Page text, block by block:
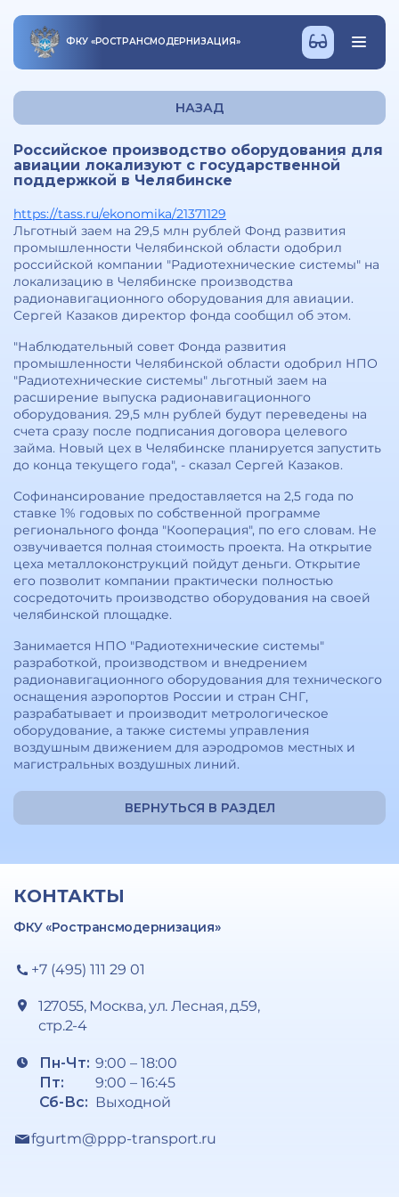
ФКУ «РОСТРАНСМОДЕРНИЗАЦИЯ»
НАЗАД
Российское производство оборудования для
авиации локализуют с государственной
поддержкой в Челябинске
https://tass.ru/ekonomika/21371129
Льготный заем на 29,5 млн рублей Фонд развития
промышленности Челябинской области одобрил
российской компании "Радиотехнические системы" на
локализацию в Челябинске производства
радионавигационного оборудования для авиации.
Сергей Казаков директор фонда сообщил об этом.
"Наблюдательный совет Фонда развития
промышленности Челябинской области одобрил НПО
"Радиотехнические системы" льготный заем на
расширение выпуска радионавигационного
оборудования. 29,5 млн рублей будут переведены на
счета сразу после подписания договора целевого
займа. Новый цех в Челябинске планируется запустить
до конца текущего года", - сказал Сергей Казаков.
Софинансирование предоставляется на 2,5 года по
ставке 1% годовых по собственной программе
регионального фонда "Кооперация", по его словам. Не
озвучивается полная стоимость проекта. На открытие
цеха металлоконструкций пойдут деньги. Открытие
его позволит компании практически полностью
сосредоточить производство оборудования на своей
челябинской площадке.
Занимается НПО "Радиотехнические системы"
разработкой, производством и внедрением
радионавигационного оборудования для технического
оснащения аэропортов России и стран СНГ,
разрабатывает и производит метрологическое
оборудование, а также системы управления
воздушным движением для аэродромов местных и
магистральных воздушных линий.
ВЕРНУТЬСЯ В РАЗДЕЛ
КОНТАКТЫ
ФКУ «Ространсмодернизация»
+7 (495) 111 29 01
127055, Москва, ул. Лесная, д.59,
стр.2-4
Пн-Чт:
Пт:
Сб-Вс:
9:00 – 18:00
9:00 – 16:45
Выходной
fgurtm@ppp-transport.ru